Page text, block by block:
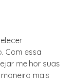
Com essa
melhor suas
mais